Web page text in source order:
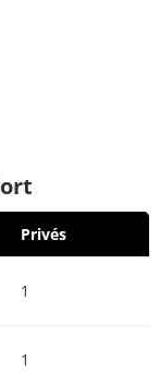
Privés
1
1